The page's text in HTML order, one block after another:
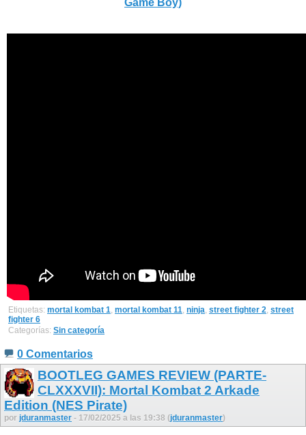
Etiquetas: mortal kombat 1, mortal kombat 11, ninja, street fighter 2, street
fighter 6
Categorías: Sin categoría
0 Comentarios
BOOTLEG GAMES REVIEW (PARTE-
CLXXXVII): Mortal Kombat 2 Arkade
Edition (NES Pirate)
por jduranmaster - 17/02/2025 a las 19:38 (jduranmaster)